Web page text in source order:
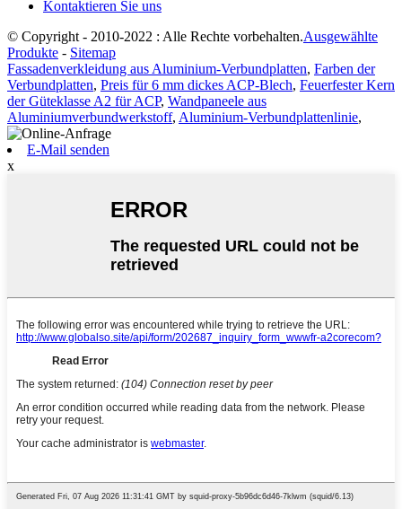
Kontaktieren Sie uns
© Copyright - 2010-2022 : Alle Rechte vorbehalten.Ausgewählte
Produkte - Sitemap
Fassadenverkleidung aus Aluminium-Verbundplatten, Farben der
Verbundplatten, Preis für 6 mm dickes ACP-Blech, Feuerfester Kern
der Güteklasse A2 für ACP, Wandpaneele aus
Aluminiumverbundwerkstoff, Aluminium-Verbundplattenlinie,
E-Mail senden
x